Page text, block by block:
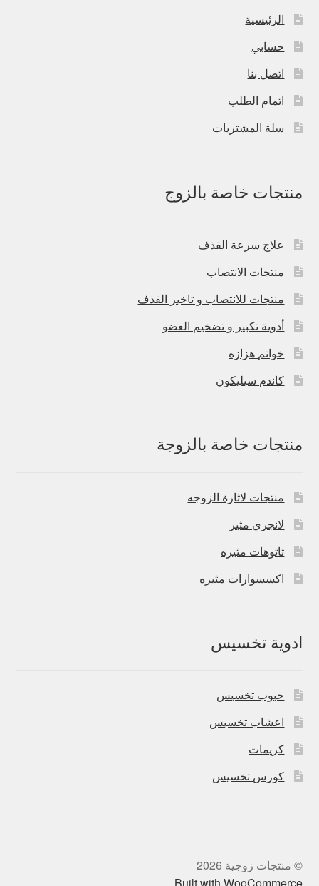
الرئيسية
حسابي
اتصل بنا
اتمام الطلب
سلة المشتريات
منتجات خاصة بالزوج
علاج سرعة القذف
منتجات الانتصاب
منتجات للانتصاب و تاخير القذف
أدوية تكبير و تضخيم العضو
خواتم هزازه
كاندم سيليكون
منتجات خاصة بالزوجة
منتجات لاثارة الزوجه
لانجري مثير
تاتوهات مثيره
اكسسوارات مثيره
ادوية تخسيس
حبوب تخسيس
اعشاب تخسيس
كريمات
كورس تخسيس
© منتجات زوجية 2026